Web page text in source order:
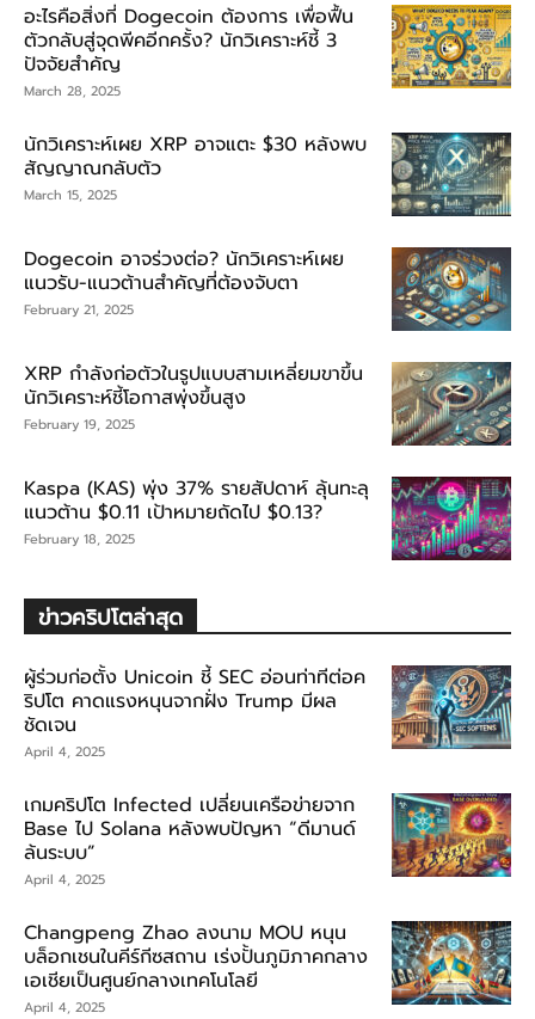
อะไรคือสิ่งที่ Dogecoin ต้องการ เพื่อฟื้น
ตัวกลับสู่จุดพีคอีกครั้ง? นักวิเคราะห์ชี้ 3
ปัจจัยสำคัญ
March 28, 2025
นักวิเคราะห์เผย XRP อาจแตะ $30 หลังพบ
สัญญาณกลับตัว
March 15, 2025
Dogecoin อาจร่วงต่อ? นักวิเคราะห์เผย
แนวรับ-แนวต้านสำคัญที่ต้องจับตา
February 21, 2025
XRP กำลังก่อตัวในรูปแบบสามเหลี่ยมขาขึ้น
นักวิเคราะห์ชี้โอกาสพุ่งขึ้นสูง
February 19, 2025
Kaspa (KAS) พุ่ง 37% รายสัปดาห์ ลุ้นทะลุ
แนวต้าน $0.11 เป้าหมายถัดไป $0.13?
February 18, 2025
ข่าวคริปโตล่าสุด
ผู้ร่วมก่อตั้ง Unicoin ชี้ SEC อ่อนท่าทีต่อค
ริปโต คาดแรงหนุนจากฝั่ง Trump มีผล
ชัดเจน
April 4, 2025
เกมคริปโต Infected เปลี่ยนเครือข่ายจาก
Base ไป Solana หลังพบปัญหา “ดีมานด์
ล้นระบบ”
April 4, 2025
Changpeng Zhao ลงนาม MOU หนุน
บล็อกเชนในคีร์กีซสถาน เร่งปั้นภูมิภาคกลาง
เอเชียเป็นศูนย์กลางเทคโนโลยี
April 4, 2025